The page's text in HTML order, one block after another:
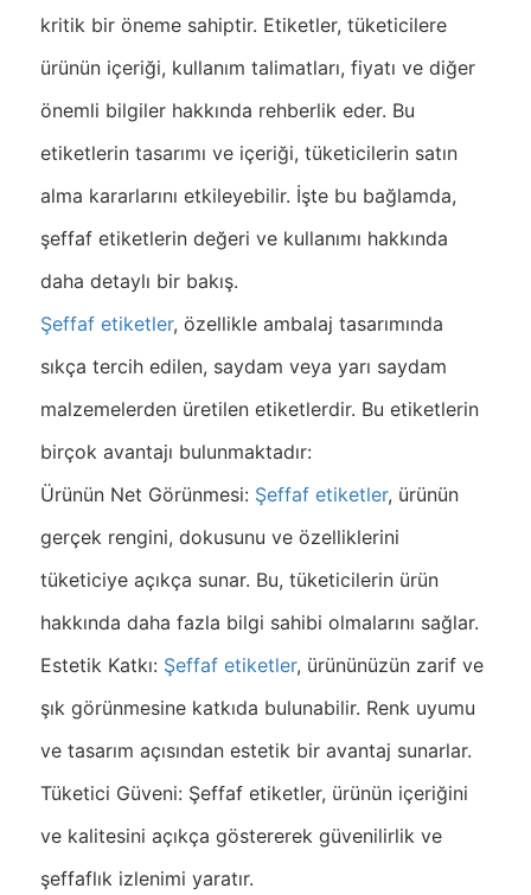
kritik bir öneme sahiptir. Etiketler, tüketicilere
ürünün içeriği, kullanım talimatları, fiyatı ve diğer
önemli bilgiler hakkında rehberlik eder. Bu
etiketlerin tasarımı ve içeriği, tüketicilerin satın
alma kararlarını etkileyebilir. İşte bu bağlamda,
şeffaf etiketlerin değeri ve kullanımı hakkında
daha detaylı bir bakış.
Şeffaf etiketler, özellikle ambalaj tasarımında
sıkça tercih edilen, saydam veya yarı saydam
malzemelerden üretilen etiketlerdir. Bu etiketlerin
birçok avantajı bulunmaktadır:
Ürünün Net Görünmesi: Şeffaf etiketler, ürünün
gerçek rengini, dokusunu ve özelliklerini
tüketiciye açıkça sunar. Bu, tüketicilerin ürün
hakkında daha fazla bilgi sahibi olmalarını sağlar.
Estetik Katkı: Şeffaf etiketler, ürününüzün zarif ve
şık görünmesine katkıda bulunabilir. Renk uyumu
ve tasarım açısından estetik bir avantaj sunarlar.
Tüketici Güveni: Şeffaf etiketler, ürünün içeriğini
ve kalitesini açıkça göstererek güvenilirlik ve
şeffaflık izlenimi yaratır.